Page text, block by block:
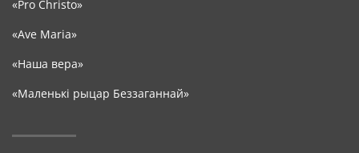
«Pro Christo»
«Ave Maria»
«Наша вера»
«Маленькі рыцар Беззаганнай»